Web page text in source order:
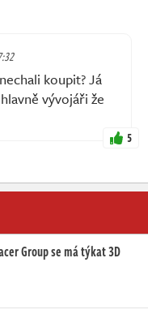
koupit? Já
vývojáři že
5
Group se má týkat 3D